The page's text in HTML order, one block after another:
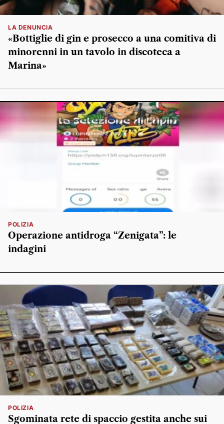
LA DENUNCIA
«Bottiglie di gin e prosecco a una comitiva di
minorenni in un tavolo in discoteca a
Marina»
POLIZIA
Operazione antidroga “Zenigata”: le
indagini
POLIZIA
Sgominata rete di spaccio gestita anche sui